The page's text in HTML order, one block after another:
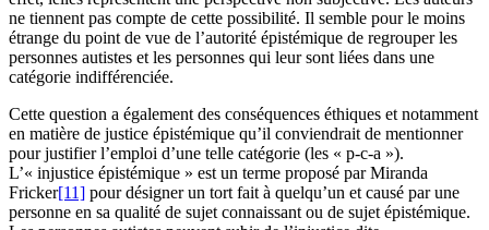
ne tiennent pas compte de cette possibilité. Il semble pour le moins
étrange du point de vue de l’autorité épistémique de regrouper les
personnes autistes et les personnes qui leur sont liées dans une
catégorie indifférenciée.
Cette question a également des conséquences éthiques et notamment
en matière de justice épistémique qu’il conviendrait de mentionner
pour justifier l’emploi d’une telle catégorie (les « p-c-a »).
L’« injustice épistémique » est un terme proposé par Miranda
Fricker[11] pour désigner un tort fait à quelqu’un et causé par une
personne en sa qualité de sujet connaissant ou de sujet épistémique.